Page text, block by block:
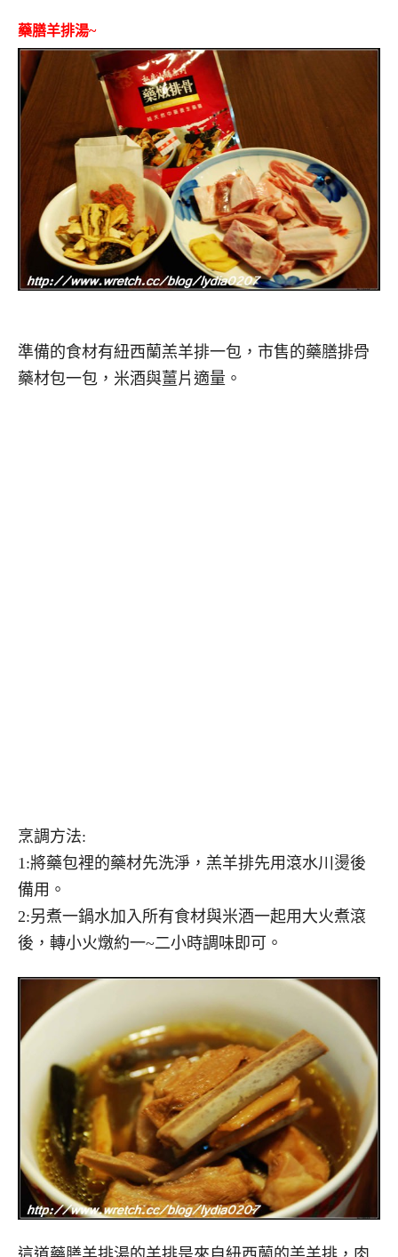
藥膳羊排湯~
準備的食材有紐西蘭羔羊排一包，市售的藥膳排骨
藥材包一包，米酒與薑片適量。
烹調方法:
1:將藥包裡的藥材先洗淨，羔羊排先用滾水川燙後
備用。
2:另煮一鍋水加入所有食材與米酒一起用大火煮滾
後，轉小火燉約一~二小時調味即可。